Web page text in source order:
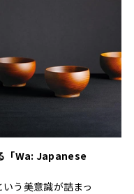
「Wa: Japanese
う美意識が詰まっ